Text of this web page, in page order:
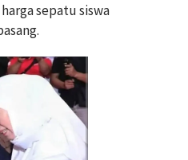
sepatu siswa